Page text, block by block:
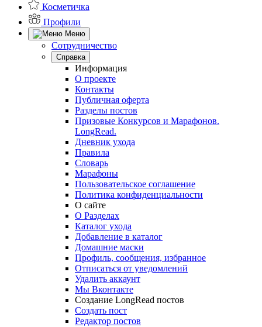
Косметичка
Профили
Меню
Сотрудничество
Справка
Информация
О проекте
Контакты
Публичная оферта
Разделы постов
Призовые Конкурсов и Марафонов.
LongRead.
Дневник ухода
Правила
Словарь
Марафоны
Пользовательское соглашение
Политика конфиденциальности
О сайте
О Разделах
Каталог ухода
Добавление в каталог
Домашние маски
Профиль, сообщения, избранное
Отписаться от уведомлений
Удалить аккаунт
Мы Вконтакте
Создание LongRead постов
Создать пост
Редактор постов